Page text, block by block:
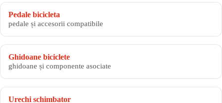
Pedale bicicleta
pedale și accesorii compatibile
Ghidoane biciclete
ghidoane și componente asociate
Urechi schimbator